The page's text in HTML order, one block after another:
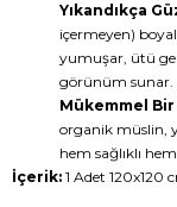
Yıkandıkça
içermeyen)
yumuşar, ütü
görünüm sunar.
Mükemmel
organik müslin,
hem sağlıklı
İçerik: 1 Adet